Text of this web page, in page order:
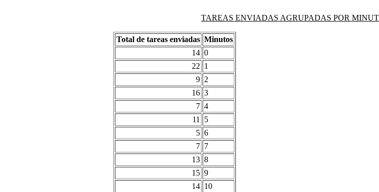
TAREAS ENVIADAS AGRUPADAS POR
Total de tareas enviadas Minutos
14 0
22 1
9 2
16 3
7 4
11
5
5 6
7 7
13 8
15 9
14 10